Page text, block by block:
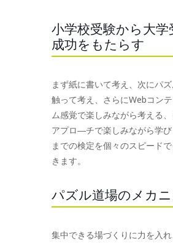
小学校受験から大
成功をもたらす
まず紙に書いて考え、次にパ
触って考え、さらにWebコン
ム感覚で楽しみながら考える
アプロ―チで楽しみながら学
までの検定を個々のスピード
きます。
パズル道場のメカ
集中できる場づくりに力を入